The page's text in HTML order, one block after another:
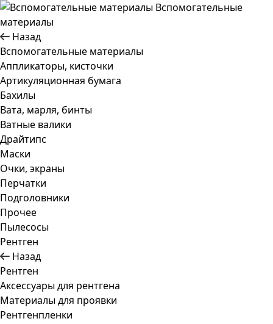
Вспомогательные
материалы
Назад
Вспомогательные материалы
Аппликаторы, кисточки
Артикуляционная бумага
Бахилы
Вата, марля, бинты
Ватные валики
Драйтипс
Маски
Очки, экраны
Перчатки
Подголовники
Прочее
Пылесосы
Рентген
Назад
Рентген
Аксессуары для рентгена
Материалы для проявки
Рентгенпленки